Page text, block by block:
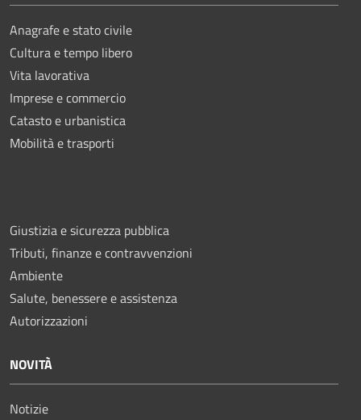
Anagrafe e stato civile
Cultura e tempo libero
Vita lavorativa
Imprese e commercio
Catasto e urbanistica
Mobilità e trasporti
Giustizia e sicurezza pubblica
Tributi, finanze e contravvenzioni
Ambiente
Salute, benessere e assistenza
Autorizzazioni
NOVITÀ
Notizie